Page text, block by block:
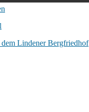
dem Lindener Bergfriedhof